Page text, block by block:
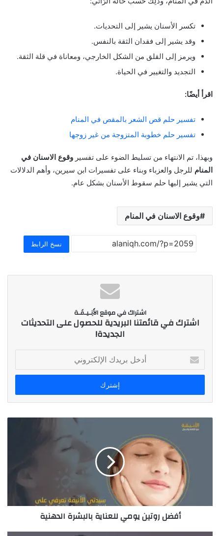
تكسر الأسنان يشير إلى التحديات.
وقد يشير إلى فقدان الثقة بالنفس.
ويرمز إلى القلق من الشكل الخارجي، ومعاناة في قلة الثقة.
التجديد والتغيير في الحياة.
اقرأ أيضًا:
تفسير حلم قص الشعر بالمقص في المنام
تفسير حلم خطوبة المتزوجة من غير زوجها
وبهذا، تم الانتهاء من تسليط الضوء على تفسير وقوع الاسنان في
المنام للرجل والعزباء وبناء على تفسيرات ابن سيرين، وأهم الدلالات
التي يشير إليها حلم سقوط الأسنان بشكل عام.
وقوع الاسنان في المنام
نسخ الرابط
اشتراك في موقع الأَنِـيـقَـة
اشترك في قائمتنا البريدية للحصول على التحديثات
الجديدة!
خ
ب
ي
ن
أفضل روتين يومي للعناية بالبشرة الدهنية